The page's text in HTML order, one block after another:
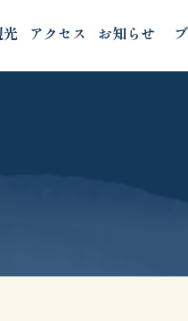
アクセス お知らせ